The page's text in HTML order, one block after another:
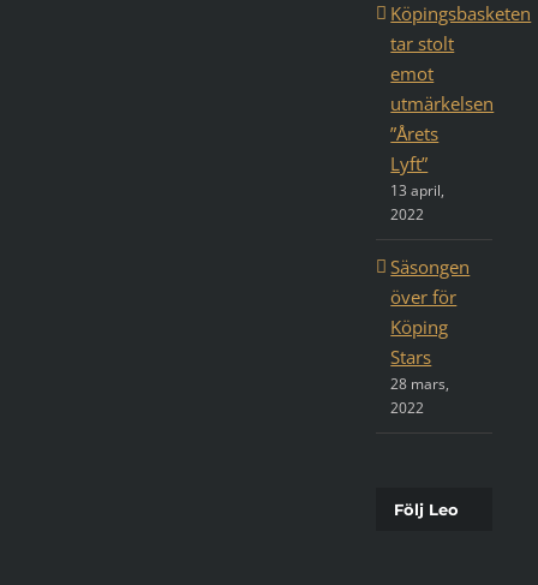
Köpingsbasketen
tar stolt
emot
utmärkelsen
”Årets
Lyft”
13 april,
2022
Säsongen
över för
Köping
Stars
28 mars,
2022
Följ Leo